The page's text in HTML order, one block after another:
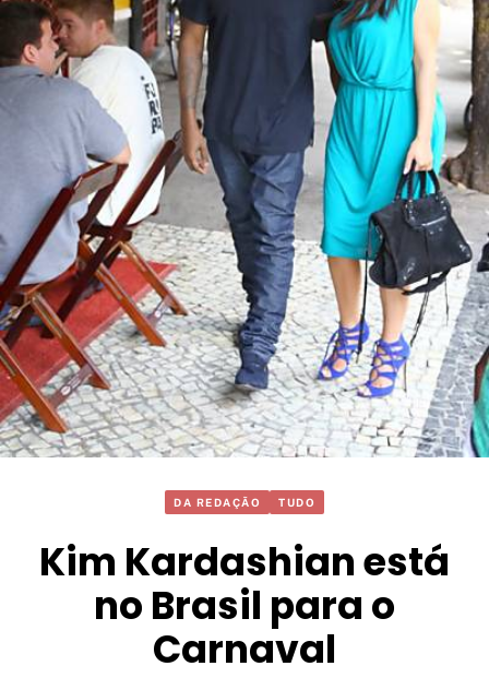
DA REDAÇÃO TUDO
Kim Kardashian está
no Brasil para o
Carnaval